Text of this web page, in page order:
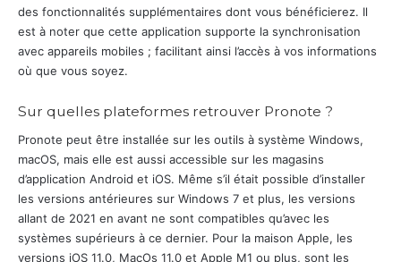
des fonctionnalités supplémentaires dont vous bénéficierez. Il
est à noter que cette application supporte la synchronisation
avec appareils mobiles ; facilitant ainsi l’accès à vos informations
où que vous soyez.
Sur quelles plateformes retrouver Pronote ?
Pronote peut être installée sur les outils à système Windows,
macOS, mais elle est aussi accessible sur les magasins
d’application Android et iOS. Même s’il était possible d’installer
les versions antérieures sur Windows 7 et plus, les versions
allant de 2021 en avant ne sont compatibles qu’avec les
systèmes supérieurs à ce dernier. Pour la maison Apple, les
versions iOS 11.0, MacOs 11.0 et Apple M1 ou plus, sont les